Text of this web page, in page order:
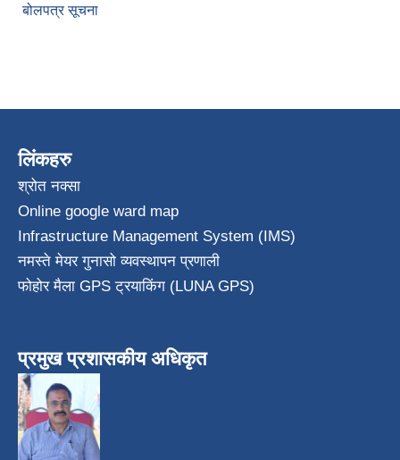
बोलपत्र सूचना
लिंकहरु
श्रोत नक्सा
Online google ward map
Infrastructure Management System (IMS)
नमस्ते मेयर गुनासो व्यवस्थापन प्रणाली
फोहोर मैला GPS ट्रयाकिंग (LUNA GPS)
प्रमुख प्रशासकीय अधिकृत